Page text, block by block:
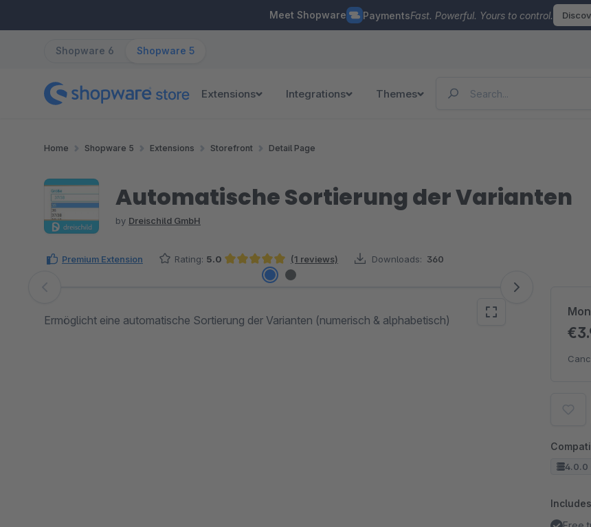
Meet Shopware PaymentsFast. Powerful. Yours to control.
Shopware 6 Shopware 5
Extensions Integrations Themes
Home Shopware 5 Extensions Storefront Detail Page
Automatische Sortierung der Varianten
by Dreischild GmbH
Premium Extension Rating: 5.0
Average rating of 5 out of 5 stars
(1 reviews) Downloads: 360
Skip image gallery
Ermöglicht eine automatische Sortierung der Varianten (numerisch & alphabetisch)
4.0.0